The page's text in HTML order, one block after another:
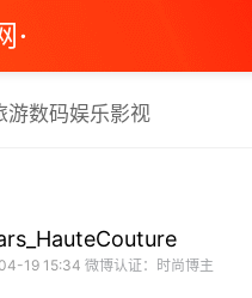
·
游数码娱乐影视
19 15:34 微博认证：时尚博主